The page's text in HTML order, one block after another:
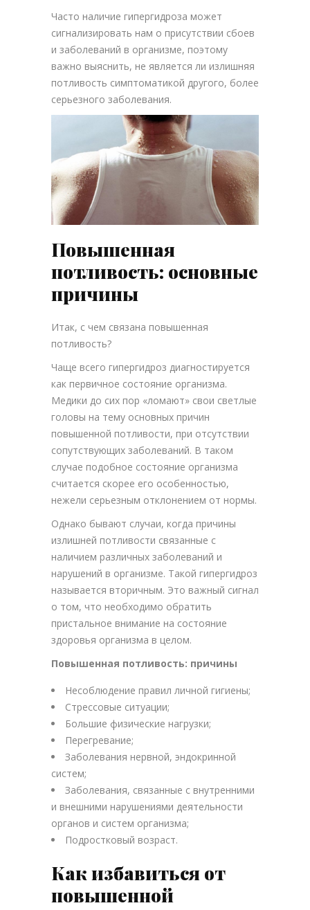
Часто наличие гипергидроза может
сигнализировать нам о присутствии сбоев
и заболеваний в организме, поэтому
важно выяснить, не является ли излишняя
потливость симптоматикой другого, более
серьезного заболевания.
Повышенная
потливость: основные
причины
Итак, с чем связана повышенная
потливость?
Чаще всего гипергидроз диагностируется
как первичное состояние организма.
Медики до сих пор «ломают» свои светлые
головы на тему основных причин
повышенной потливости, при отсутствии
сопутствующих заболеваний. В таком
случае подобное состояние организма
считается скорее его особенностью,
нежели серьезным отклонением от нормы.
Однако бывают случаи, когда причины
излишней потливости связанные с
наличием различных заболеваний и
нарушений в организме. Такой гипергидроз
называется вторичным. Это важный сигнал
о том, что необходимо обратить
пристальное внимание на состояние
здоровья организма в целом.
Повышенная потливость: причины
Несоблюдение правил личной гигиены;
Стрессовые ситуации;
Большие физические нагрузки;
Перегревание;
Заболевания нервной, эндокринной
систем;
Заболевания, связанные с внутренними
и внешними нарушениями деятельности
органов и систем организма;
Подростковый возраст.
Как избавиться от
повышенной